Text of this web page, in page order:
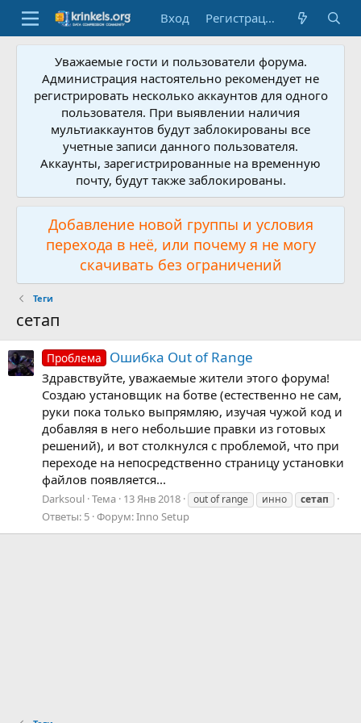
Вход Регистрация
Уважаемые гости и пользователи форума.
Администрация настоятельно рекомендует не
регистрировать несколько аккаунтов для одного
пользователя. При выявлении наличия
мультиаккаунтов будут заблокированы все
учетные записи данного пользователя.
Аккаунты, зарегистрированные на временную
почту, будут также заблокированы.
Добавление новой группы и условия
перехода в неё, или почему я не могу
скачивать без ограничений
Теги
сетап
Проблема Ошибка Out of Range
Здравствуйте, уважаемые жители этого форума!
Создаю установщик на ботве (естественно не сам,
руки пока только выпрямляю, изучая чужой код и
добавляя в него небольшие правки из готовых
решений), и вот столкнулся с проблемой, что при
переходе на непосредственно страницу установки
файлов появляется...
Darksoul Тема 13 Янв 2018 out of range инно сетап
Ответы: 5 Форум:Inno Setup